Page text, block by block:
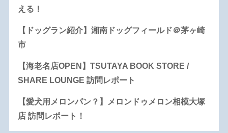
える！
【ドッグラン紹介】湘南ドッグフィールド＠茅ヶ崎
市
【海老名店OPEN】TSUTAYA BOOK STORE /
SHARE LOUNGE 訪問レポート
【愛犬用メロンパン？】メロンドゥメロン相模大塚
店 訪問レポート！